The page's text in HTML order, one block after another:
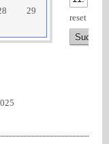
29
reset